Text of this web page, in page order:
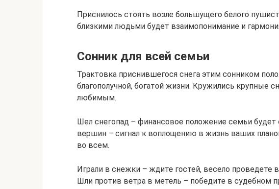
Приснилось стоять возле большущего белого
близкими людьми будет взаимопонимание и
Сонник для всей семьи
Трактовка приснившегося снега этим сонником
благополучной, богатой жизни. Кружились крупные
любимым.
Шел снегопад – финансовое положение семьи
вершин – сигнал к воплощению в жизнь ваших
во всем.
Играли в снежки – ждите гостей, весело проведете
Шли против ветра в метель – победите в судебном